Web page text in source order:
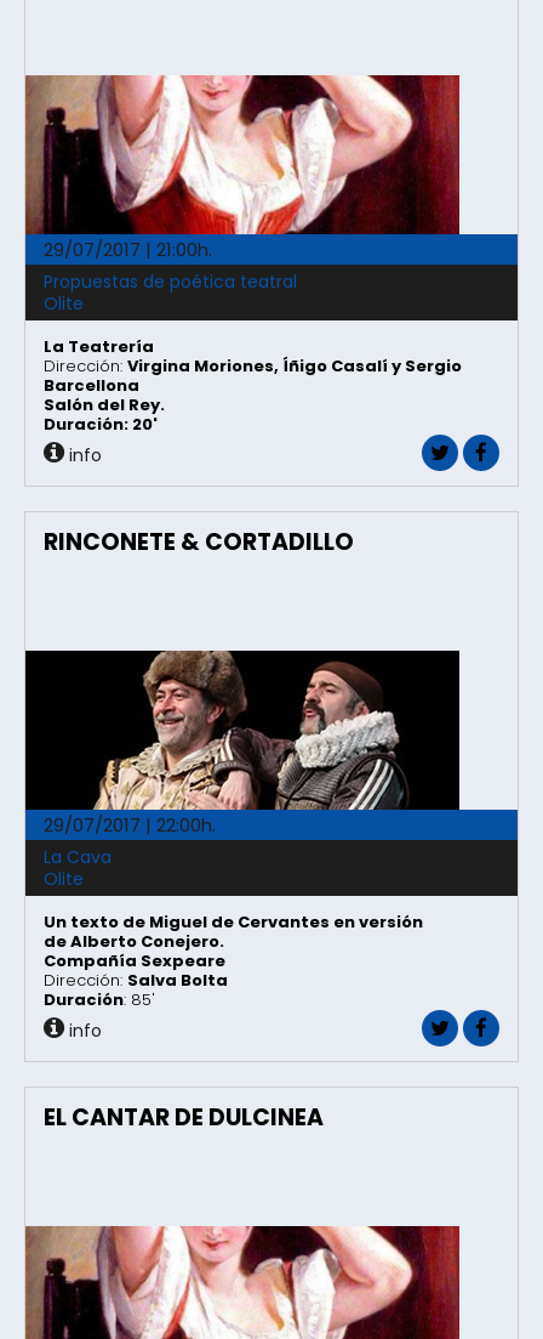
29/07/2017 | 21:00h.
Propuestas de poética teatral
Olite
La Teatrería
Dirección: Virgina Moriones, Íñigo Casalí y Sergio
Barcellona
Salón del Rey.
Duración: 20'
info
RINCONETE & CORTADILLO
29/07/2017 | 22:00h.
La Cava
Olite
Un texto de Miguel de Cervantes en versión
de Alberto Conejero.
Compañía Sexpeare
Dirección: Salva Bolta
Duración: 85'
info
EL CANTAR DE DULCINEA